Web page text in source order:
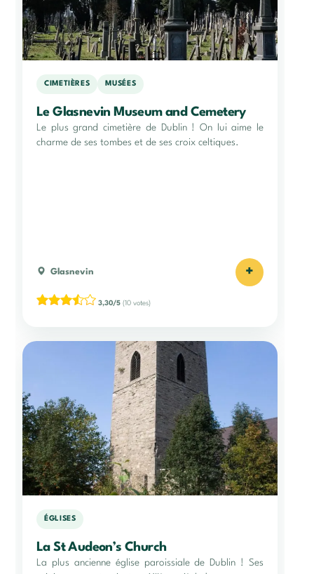
CIMETIÈRES MUSÉES
Le Glasnevin Museum and Cemetery
Le plus grand cimetière de Dublin ! On lui aime le
charme de ses tombes et de ses croix celtiques.
Glasnevin +
3,30/5 (10 votes)
ÉGLISES
La St Audeon’s Church
La plus ancienne église paroissiale de Dublin ! Ses